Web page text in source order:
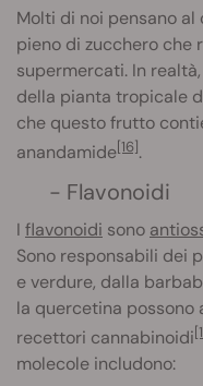
Molti di noi pensano
pieno di zucchero che
supermercati. In
della pianta tropicale
che questo frutto
anandamide[16].
- Flavonoidi
I flavonoidi sono
Sono responsabili dei
e verdure, dalla
la quercetina possono
recettori cannabinoidi
molecole includono: